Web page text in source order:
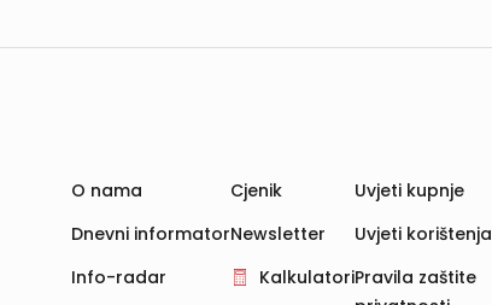
O nama
Dnevni informator
Info-radar
Cjenik
Newsletter
Kalkulatori
Uvjeti kupnje
Uvjeti korištenja
Pravila zaštite